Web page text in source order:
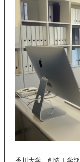
香川大学 創造工学部